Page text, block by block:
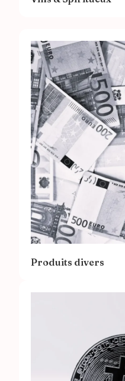
Produits divers